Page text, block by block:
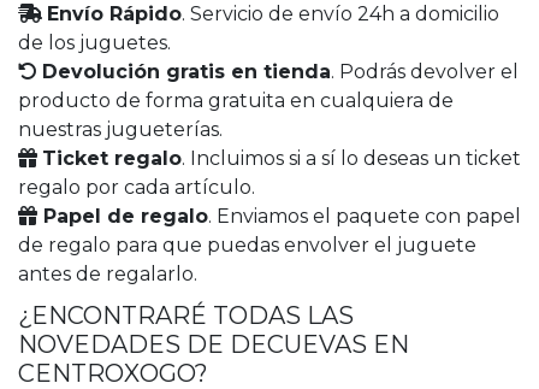
Envío Rápido. Servicio de envío 24h a domicilio
de los juguetes.
Devolución gratis en tienda. Podrás devolver el
producto de forma gratuita en cualquiera de
nuestras jugueterías.
Ticket regalo. Incluimos si a sí lo deseas un ticket
regalo por cada artículo.
Papel de regalo. Enviamos el paquete con papel
de regalo para que puedas envolver el juguete
antes de regalarlo.
¿ENCONTRARÉ TODAS LAS
NOVEDADES DE DECUEVAS EN
CENTROXOGO?